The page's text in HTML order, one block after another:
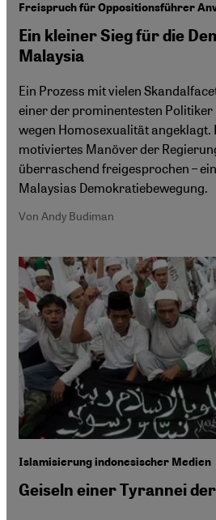
Freispruch für Oppositionsführer
Ein kleiner Sieg für die
Malaysia
Ein Prozess mit vielen
einer der prominentesten
wegen Homosexualität angeklagt.
motiviertes Manöver der
überraschend freigesprochen –
Malaysias Demokratiebewegung.
Von Andy Budiman
Islamisierung indonesischer Medien
Geiseln einer Tyrannei